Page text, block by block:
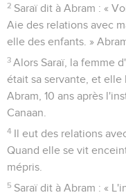
2 Saraï dit à Abram : «
Aie des relations avec
elle des enfants. »
3 Alors Saraï, la femme
était sa servante, et elle
Abram, 10 ans après
Canaan.
4 Il eut des relations
Quand elle se vit
mépris.
5 Saraï dit à Abram : «